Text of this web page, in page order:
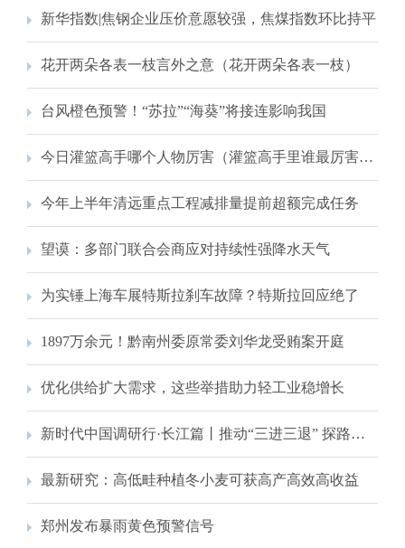
新华指数|焦钢企业压价意愿较强，焦煤指数环比持平
花开两朵各表一枝言外之意（花开两朵各表一枝）
台风橙色预警！“苏拉”“海葵”将接连影响我国
今日灌篮高手哪个人物厉害（灌篮高手里谁最厉害，为什么）
今年上半年清远重点工程减排量提前超额完成任务
望谟：多部门联合会商应对持续性强降水天气
为实锤上海车展特斯拉刹车故障？特斯拉回应绝了
1897万余元！黔南州委原常委刘华龙受贿案开庭
优化供给扩大需求，这些举措助力轻工业稳增长
新时代中国调研行·长江篇丨推动“三进三退” 探路与江共生——江苏为长江经济带高质量发展注入新动能
最新研究：高低畦种植冬小麦可获高产高效高收益
郑州发布暴雨黄色预警信号